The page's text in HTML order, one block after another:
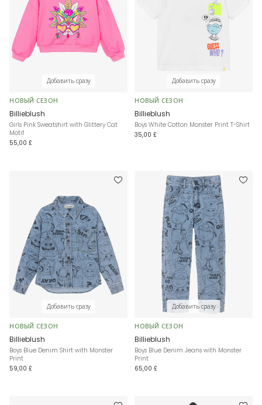
Добавить сразу
НОВЫЙ СЕЗОН
Billieblush
Girls Pink Sweatshirt with Glittery Cat
Motif
55,00 £
Добавить сразу
НОВЫЙ СЕЗОН
Billieblush
Boys White Cotton Monster Print T-Shirt
35,00 £
Добавить сразу
НОВЫЙ СЕЗОН
Billieblush
Boys Blue Denim Shirt with Monster
Print
59,00 £
Добавить сразу
НОВЫЙ СЕЗОН
Billieblush
Boys Blue Denim Jeans with Monster
Print
65,00 £